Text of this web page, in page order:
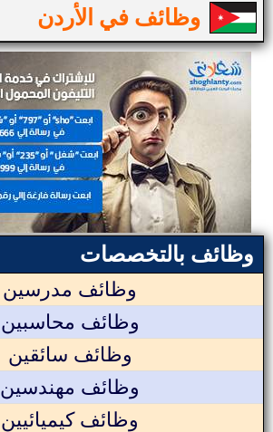
وظائف في الأردن
وظائف بالتخصصات
وظائف مدرسين
وظائف محاسبين
وظائف سائقين
وظائف مهندسين
وظائف كيميائيين